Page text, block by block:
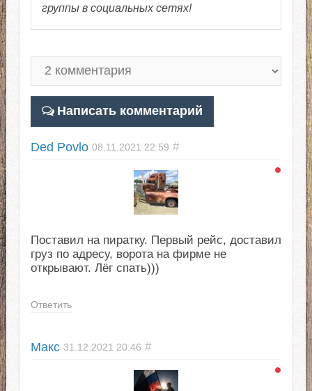
группы в социальных сетях!
Написать комментарий
Ded Povlo 08.11.2021 22:59 #
Поставил на пиратку. Первый рейс, доставил
груз по адресу, ворота на фирме не
открывают. Лёг спать)))
Ответить
Макс 31.12.2021 20:46 #